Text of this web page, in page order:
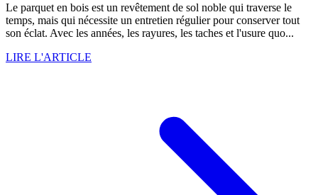
Le parquet en bois est un revêtement de sol noble qui traverse le
temps, mais qui nécessite un entretien régulier pour conserver tout
son éclat. Avec les années, les rayures, les taches et l'usure quo...
LIRE L'ARTICLE